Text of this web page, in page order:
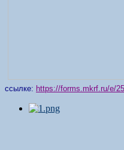
ссылке: https://forms.mkrf.ru/e/